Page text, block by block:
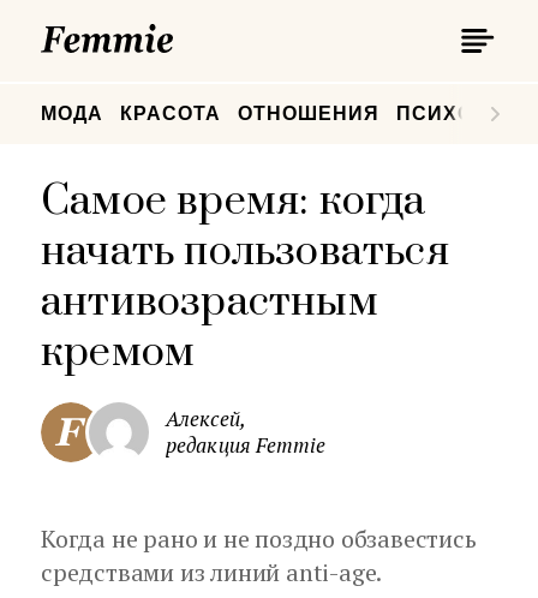
МОДА КРАСОТА ОТНОШЕНИЯ
Самое время: когда
начать пользоваться
антивозрастным
кремом
Алексей,
редакция Femmie
Когда не рано и не поздно обзавестись
средствами из линий anti-age.